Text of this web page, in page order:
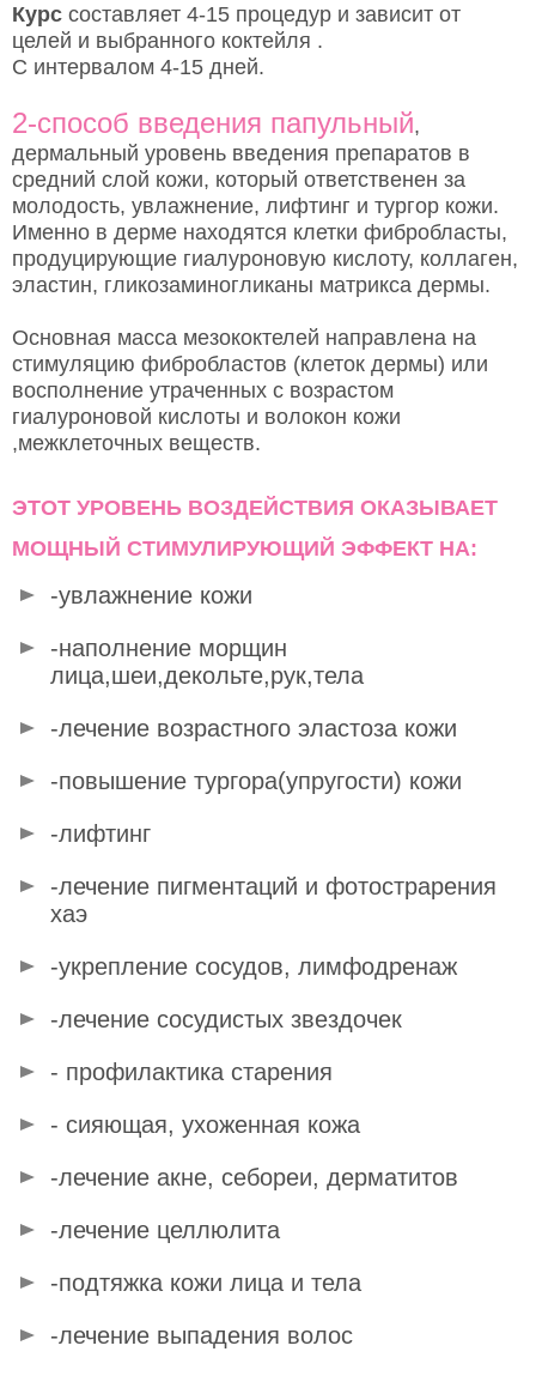
Курс составляет 4-15 процедур и зависит от
целей и выбранного коктейля .
С интервалом 4-15 дней.
2-способ введения папульный,
дермальный уровень введения препаратов в
средний слой кожи, который ответственен за
молодость, увлажнение, лифтинг и тургор кожи.
Именно в дерме находятся клетки фибробласты,
продуцирующие гиалуроновую кислоту, коллаген,
эластин, гликозаминогликаны матрикса дермы.
Основная масса мезококтелей направлена на
стимуляцию фибробластов (клеток дермы) или
восполнение утраченных с возрастом
гиалуроновой кислоты и волокон кожи
,межклеточных веществ.
ЭТОТ УРОВЕНЬ ВОЗДЕЙСТВИЯ ОКАЗЫВАЕТ
МОЩНЫЙ СТИМУЛИРУЮЩИЙ ЭФФЕКТ НА:
-увлажнение кожи
-наполнение морщин
лица,шеи,декольте,рук,тела
-лечение возрастного эластоза кожи
-повышение тургора(упругости) кожи
-лифтинг
-лечение пигментаций и фотострарения
хаэ
-укрепление сосудов, лимфодренаж
-лечение сосудистых звездочек
- профилактика старения
- сияющая, ухоженная кожа
-лечение акне, себореи, дерматитов
-лечение целлюлита
-подтяжка кожи лица и тела
-лечение выпадения волос